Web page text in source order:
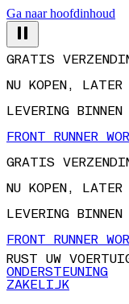
Ga naar hoofdinhoud
GRATIS
NU KOPEN, LATER
LEVERING
FRONT RUNNER
GRATIS
NU KOPEN, LATER
LEVERING
FRONT RUNNER
RUST UW
ONDERSTEUNING
ZAKELIJK